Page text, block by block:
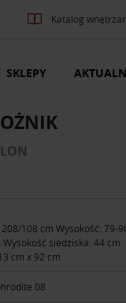
Katalog
SKLEPY
108 cm Wysokość: 79-
siedziska: 44 cm
cm x 92 cm
08